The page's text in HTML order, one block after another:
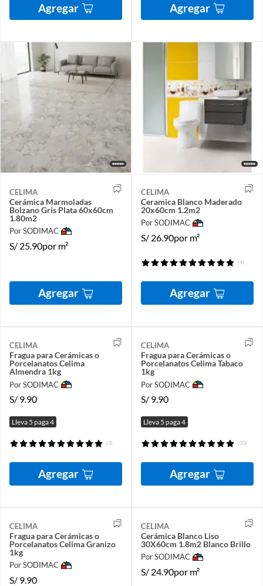
Agregar Agregar
CELIMA
Cerámica Marmoladas
Bolzano Gris Plata 60x60cm
1.80m2
Por SODIMAC
S/ 25.90por m²
Agregar
CELIMA
Ceramica Blanco Maderado
20x60cm 1.2m2
Por SODIMAC
S/ 26.90por m²
(4)
Agregar
CELIMA
Fragua para Cerámicas o
Porcelanatos Celima
Almendra 1kg
Por SODIMAC
S/ 9.90
Lleva 5 paga 4
(3)
Agregar
CELIMA
Fragua para Cerámicas o
Porcelanatos Celima Tabaco
1kg
Por SODIMAC
S/ 9.90
Lleva 5 paga 4
(10)
Agregar
CELIMA
Fragua para Cerámicas o
Porcelanatos Celima Granizo
1kg
Por SODIMAC
S/ 9.90
CELIMA
Cerámica Blanco Liso
30X60cm 1.8m2 Blanco Brillo
Por SODIMAC
S/ 24.90por m²